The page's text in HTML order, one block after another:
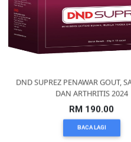
DND SUPREZ PENAWAR GOUT,
DAN ARTHRITIS 2024
RM 190.00
BACA LAGI